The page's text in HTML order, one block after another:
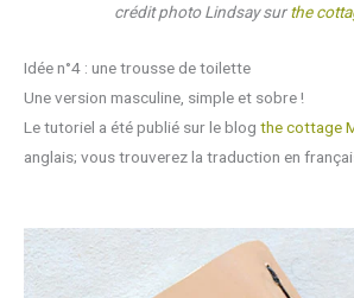
crédit photo Lindsay surthe
Idée n°4 : une trousse de toilette
Une version masculine, simple et sobre !
Le tutoriel a été publié sur le blog the cottage
anglais; vous trouverez la traduction en